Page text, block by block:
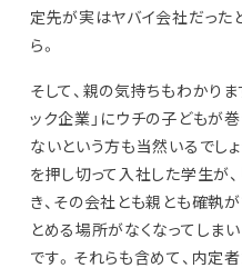
定先が実はヤバイ会社だった
ら。
そして、親の気持ちもわかりま
ック企業」にウチの子どもが
ないという方も当然いるでし
を押し切って入社した学生が、
き、その会社とも親とも確執
とめる場所がなくなってしま
です。それらも含めて、内定